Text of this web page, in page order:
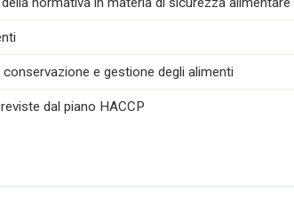
e gestione degli alimenti
dal piano HACCP